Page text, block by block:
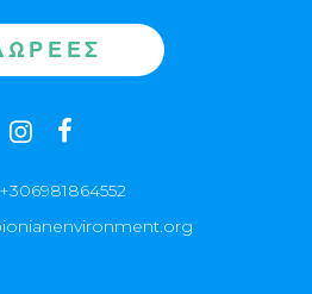
instagram
+306981864552